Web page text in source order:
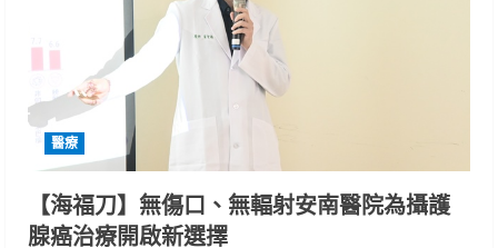
醫療
【海福刀】無傷口、無輻射安南醫院為攝護
腺癌治療開啟新選擇